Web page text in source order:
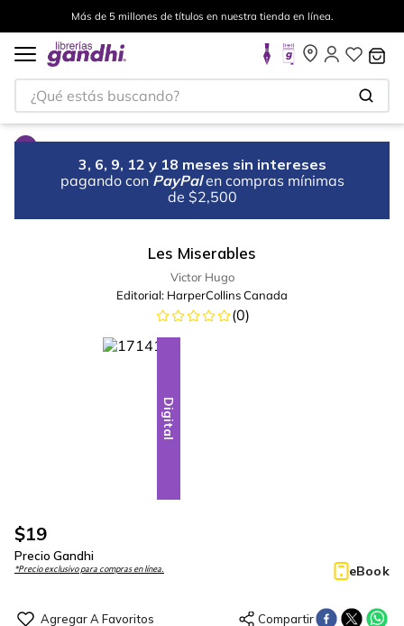
Más de 5 millones de títulos en nuestra tienda en línea.
¿Qué estás buscando?
3, 6, 9, 12 y 18 meses sin intereses
pagando con PayPal en compras mínimas
de $2,500
Les Miserables
Victor Hugo
Editorial: HarperCollins Canada
(0)
Digital
$19
Precio Gandhi
*Precio exclusivo para compras en línea. eBook